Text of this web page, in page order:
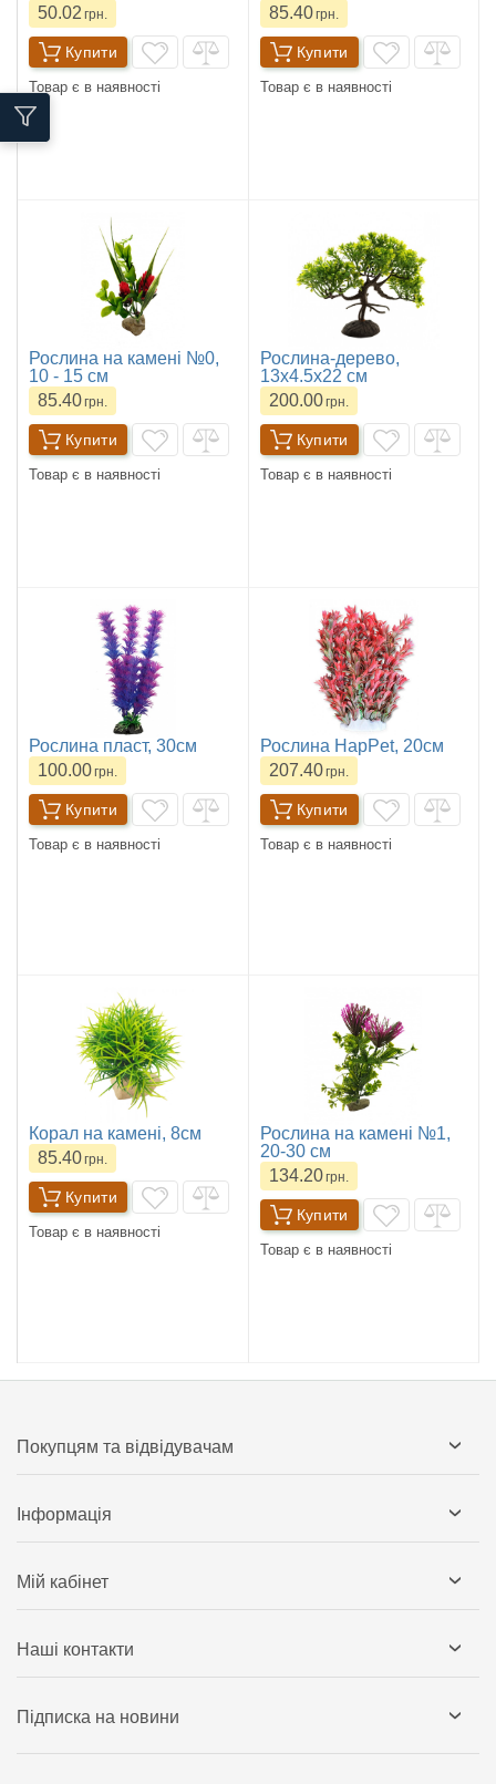
50.02 грн.
Купити
Товар є в наявності
85.40грн.
Купити
Товар є в наявності
Рослина на камені №0,
10 - 15 см
85.40грн.
Купити
Товар є в наявності
Рослина-дерево,
13х4.5х22 см
200.00грн.
Купити
Товар є в наявності
Рослина пласт, 30см
100.00грн.
Купити
Товар є в наявності
Рослина HapPet, 20см
207.40грн.
Купити
Товар є в наявності
Корал на камені, 8см
85.40грн.
Купити
Товар є в наявності
Рослина на камені №1,
20-30 см
134.20грн.
Купити
Товар є в наявності
Покупцям та відвідувачам
Інформація
Мій кабінет
Наші контакти
Підписка на новини